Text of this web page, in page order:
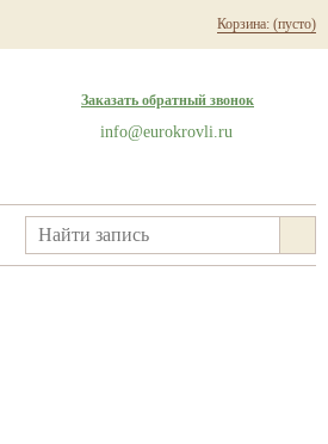
Корзина: (пусто)
Заказать обратный звонок
info@eurokrovli.ru